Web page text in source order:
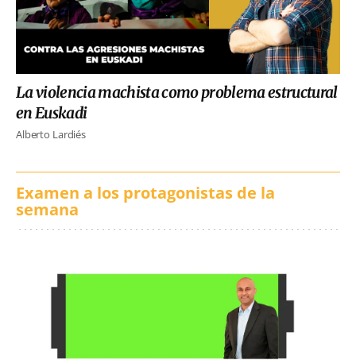
La violencia machista como problema estructural
en Euskadi
Alberto Lardiés
Examen a los protagonistas de la
semana